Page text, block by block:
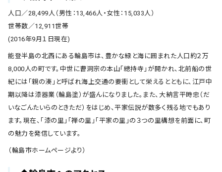
人口／28,499人（男性：13,466人・女性：15,033人）
世帯数／12,911世帯
(2016年9月１日現在)
能登半島の北西にある輪島市は、豊かな緑と海に囲まれた人口約２万
8,000人の町です。中世に曹洞宗の本山「總持寺」が開かれ、北前船の世
紀には「親の湊」と呼ばれ海上交通の要衝として栄えるとともに、江戸中
期以降は漆器業（輪島塗）が盛んになりました。また、大納言平時忠（だ
いなごんたいらのときただ）をはじめ、平家伝説が数多く残る地でもあり
ます。現在、「漆の里」「禅の里」「平家の里」の３つの里構想を前面に、町
の魅力を発信しています。
（輪島市ホームページより）